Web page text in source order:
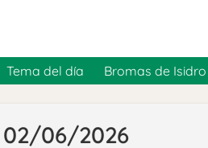
Tema del día Bromas de Isidro
06/2026